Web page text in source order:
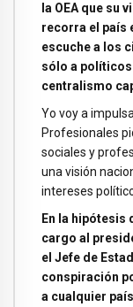
la OEA que su
recorra el país
escuche a los
sólo a
centralismo
Yo voy a
Profesionales
sociales y
una visión
intereses
En la hipótesis
cargo al
el Jefe de
conspiración
a cualquier